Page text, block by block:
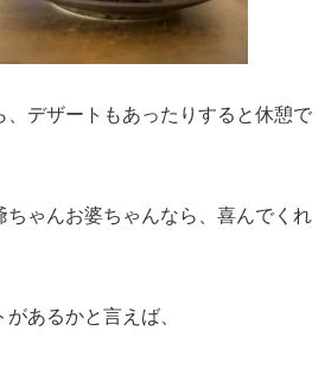
、デザートもあったりすると休憩で
ちゃんお婆ちゃんなら、喜んでくれ
あるかと言えば、